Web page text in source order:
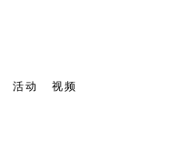
活动 视频